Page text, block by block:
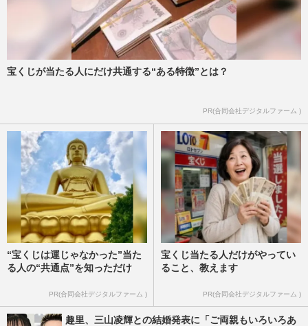
宝くじが当たる人にだけ共通する“ある特徴”とは？
PR(合同会社デジタルファーム )
“宝くじは運じゃなかった”当た
る人の“共通点”を知っただけ
PR(合同会社デジタルファーム )
宝くじ当たる人だけがやってい
ること、教えます
PR(合同会社デジタルファーム )
趣里、三山凌輝との結婚発表に「ご両親もいろいろあ